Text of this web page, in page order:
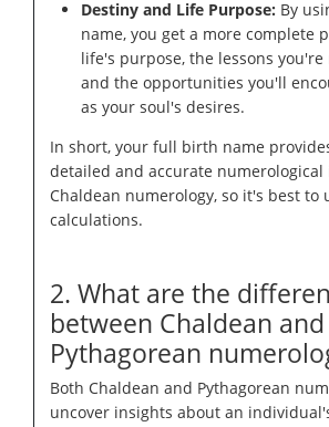
Destiny and Life Purpose: By
name, you get a more complete
life's purpose, the lessons
and the opportunities you'll
as your soul's desires.
In short, your full birth name
detailed and accurate numerological
Chaldean numerology, so it's best to
calculations.
2. What are the
between Chaldean and
Pythagorean
Both Chaldean and Pythagorean
uncover insights about an